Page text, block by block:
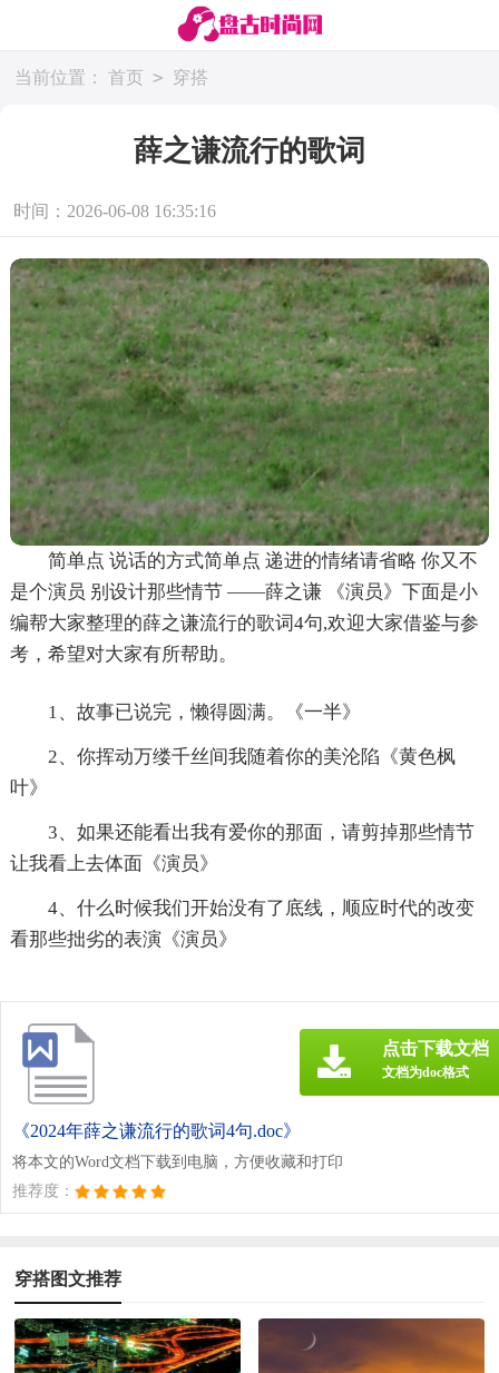
当前位置： 首页 > 穿搭
薛之谦流行的歌词
时间：2026-06-08 16:35:16
简单点 说话的方式简单点 递进的情绪请省略 你又不
是个演员 别设计那些情节 ——薛之谦 《演员》下面是小
编帮大家整理的薛之谦流行的歌词4句,欢迎大家借鉴与参
考，希望对大家有所帮助。
1、故事已说完，懒得圆满。《一半》
2、你挥动万缕千丝间我随着你的美沦陷《黄色枫
叶》
3、如果还能看出我有爱你的那面，请剪掉那些情节
让我看上去体面《演员》
4、什么时候我们开始没有了底线，顺应时代的改变
看那些拙劣的表演《演员》
《2024年薛之谦流行的歌词4句.doc》
将本文的Word文档下载到电脑，方便收藏和打印
推荐度：
点击下载文档
文档为doc格式
穿搭图文推荐